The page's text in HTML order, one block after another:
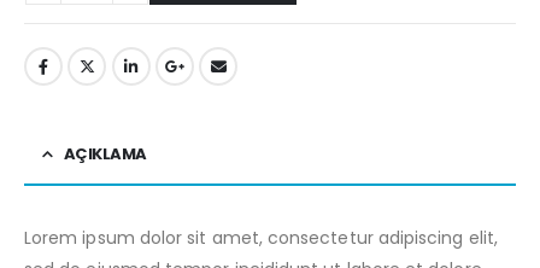
AÇIKLAMA
Lorem ipsum dolor sit amet, consectetur adipiscing elit,